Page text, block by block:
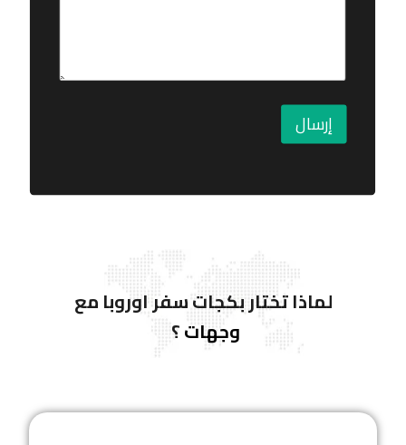
إرسال
لماذا تختار بكجات سفر اوروبامع
وجهات؟